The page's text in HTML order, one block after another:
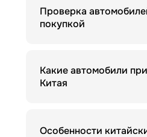
Проверка
покупкой
Какие автомобили
Китая
Особенности